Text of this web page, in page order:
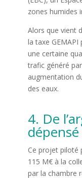
zones humides
Alors que vient
la taxe GEMAPI
une certaine
trafic généré
augmentation
des eaux.
4. De
dépensé
Ce projet piloté
115 M€ à la
par la chambre